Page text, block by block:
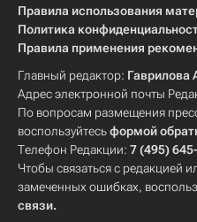
Правила использования
Политика
Правила применения
Главный редактор: Гаврилова
Адрес электронной почты
По вопросам размещения
воспользуйтесьформой
Телефон Редакции: 7 (495)
Чтобы связаться с редакцией
замеченных ошибках,
связи.